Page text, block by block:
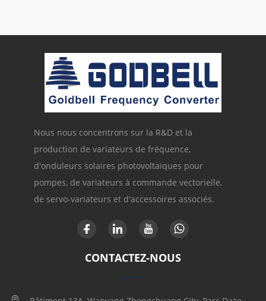
Nous nous concentrons sur la R&D et la
production de variateurs de fréquence,
d'onduleurs solaires photovoltaïques pour
pompes, de variateurs à commande vectorielle,
de servo-variateurs et d'accessoires associés.
CONTACTEZ-NOUS